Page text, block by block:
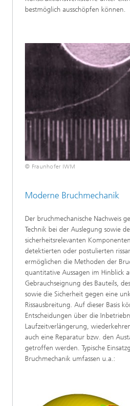
bestmöglich ausschöpfen können.
© Fraunhofer IWM
Moderne Bruchmechanik
Der bruchmechanische Nachweis
Technik bei der Auslegung sowie
sicherheitsrelevanten
detektierten oder postulierten
ermöglichen die Methoden der
quantitative Aussagen im Hinblick
Gebrauchseignung des Bauteils,
sowie die Sicherheit gegen eine
Rissausbreitung. Auf dieser Basis
Entscheidungen über die
Laufzeitverlängerung,
auch eine Reparatur bzw. den
getroffen werden. Typische
Bruchmechanik umfassen u.a.: